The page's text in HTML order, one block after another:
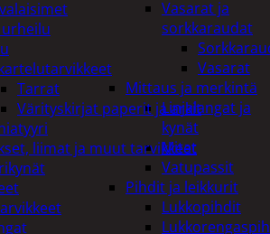
Vasarat ja
sorkkaraudat
Vasarat
Mittaus ja merkintä
Linjalangat ja
kynät
Mitat
Vatupassit
Pihdit ja leikkurit
Lukkopihdit
urheilu
Tarrat
Värityskirjat paperit ja arkit
liimat ja muut tarvikkeet